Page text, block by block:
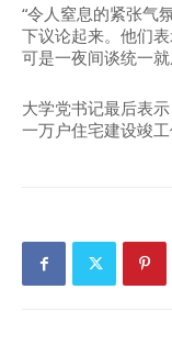
“令人窒息的紧张气
下议论起来。他们
可是一夜间谈统一
大学党书记最后表
一万户住宅建设竣